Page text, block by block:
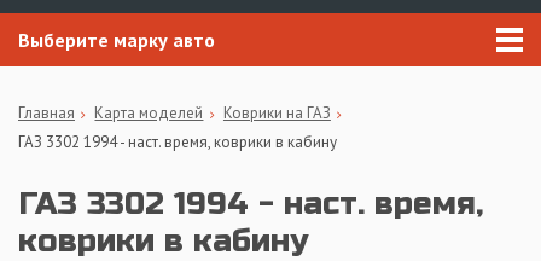
Выберите марку авто
Главная Карта моделей
Коврики на ГАЗ
ГАЗ 3302 1994 - наст. время, коврики в кабину
ГАЗ 3302 1994 - наст. время,
коврики в кабину